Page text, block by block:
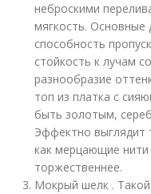
неброскими
мягкость.
способность
стойкость к лучам
разнообразие
топ из платка с
быть золотым,
Эффектно выглядит
как мерцающие
торжественнее.
Мокрый шелк .